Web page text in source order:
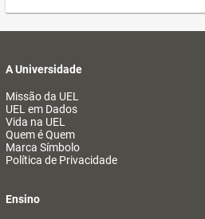
A Universidade
Missão da UEL
UEL em Dados
Vida na UEL
Quem é Quem
Marca Símbolo
Política de Privacidade
Ensino